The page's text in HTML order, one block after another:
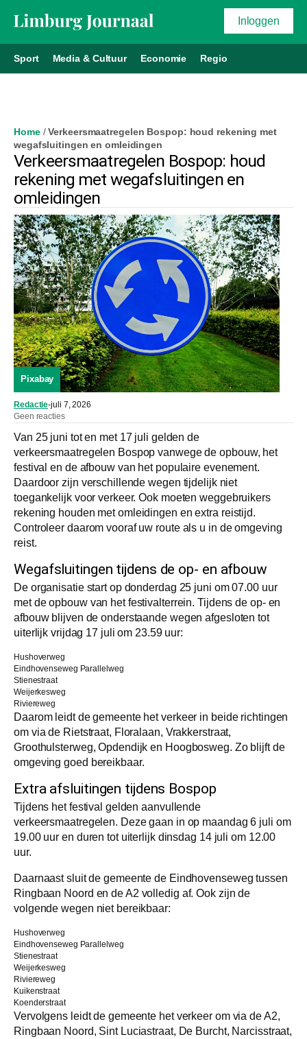
Inloggen
Sport Media & Cultuur Economie Regio
Home/Verkeersmaatregelen Bospop: houd rekening met
wegafsluitingen en omleidingen
Verkeersmaatregelen Bospop: houd
rekening met wegafsluitingen en
omleidingen
Pixabay
Redactie-juli 7, 2026
Geen reacties
Van 25 juni tot en met 17 juli gelden de
verkeersmaatregelen Bospop vanwege de opbouw, het
festival en de afbouw van het populaire evenement.
Daardoor zijn verschillende wegen tijdelijk niet
toegankelijk voor verkeer. Ook moeten weggebruikers
rekening houden met omleidingen en extra reistijd.
Controleer daarom vooraf uw route als u in de omgeving
reist.
Wegafsluitingen tijdens de op- en afbouw
De organisatie start op donderdag 25 juni om 07.00 uur
met de opbouw van het festivalterrein. Tijdens de op- en
afbouw blijven de onderstaande wegen afgesloten tot
uiterlijk vrijdag 17 juli om 23.59 uur:
Hushoverweg
Eindhovenseweg Parallelweg
Stienestraat
Weijerkesweg
Riviereweg
Daarom leidt de gemeente het verkeer in beide richtingen
om via de Rietstraat, Floralaan, Vrakkerstraat,
Groothulsterweg, Opdendijk en Hoogbosweg. Zo blijft de
omgeving goed bereikbaar.
Extra afsluitingen tijdens Bospop
Tijdens het festival gelden aanvullende
verkeersmaatregelen. Deze gaan in op maandag 6 juli om
19.00 uur en duren tot uiterlijk dinsdag 14 juli om 12.00
uur.
Daarnaast sluit de gemeente de Eindhovenseweg tussen
Ringbaan Noord en de A2 volledig af. Ook zijn de
volgende wegen niet bereikbaar:
Hushoverweg
Eindhovenseweg Parallelweg
Stienestraat
Weijerkesweg
Riviereweg
Kuikenstraat
Koenderstraat
Vervolgens leidt de gemeente het verkeer om via de A2,
Ringbaan Noord, Sint Luciastraat, De Burcht, Narcisstraat,